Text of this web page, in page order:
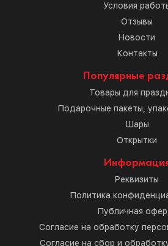
Условия
Отзывы
Новости
Контакты
Популярные
Товары для
Подарочные пакеты,
Шары
Открытки
Реквизиты
Политика
Публичная
Согласие на обработку
Согласие на сбор и